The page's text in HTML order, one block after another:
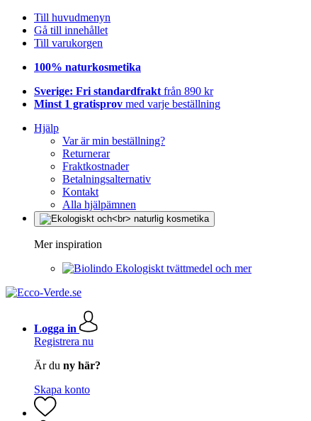
Till huvudmenyn
Gå till innehållet
Till varukorgen
100% naturkosmetika
Sverige: Fri standardfrakt från 890 kr
Minst 1 gratisprov med varje beställning
Hjälp
Var är min beställning?
Returnerar
Fraktkostnader
Betalningsalternativ
Kontakt
Alla hjälpämnen
Mer inspiration
Ekologiskt tvättmedel och mer
Logga in
Registrera nu
Är du ny här?
Skapa konto